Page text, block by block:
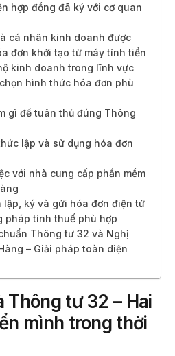
hợp đồng đã ký với cơ quan
cá nhân kinh doanh được
đơn khởi tạo từ máy tính tiền
kinh doanh trong lĩnh vực
hình thức hóa đơn phù
gì để tuân thủ đúng Thông
lập và sử dụng hóa đơn
với nhà cung cấp phần mềm
lập, ký và gửi hóa đơn điện tử
pháp tính thuế phù hợp
Thông tư 32 và Nghị
– Giải pháp toàn diện
Thông tư 32 – Hai
mình trong thời